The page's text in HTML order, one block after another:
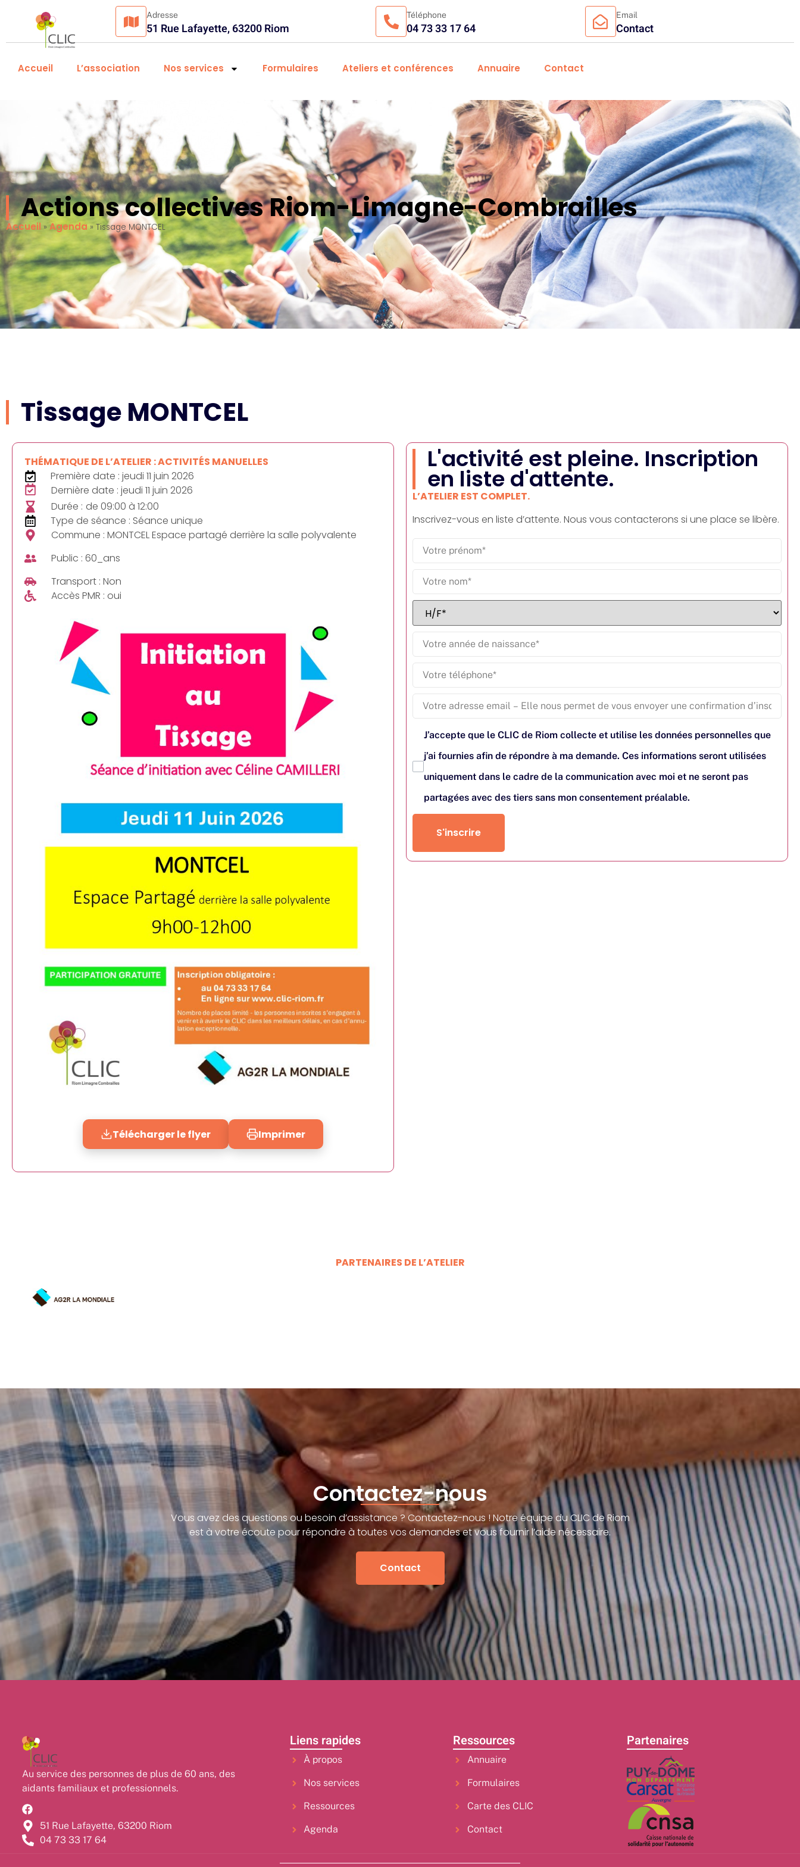
Adresse
51 Rue Lafayette, 63200 Riom
Téléphone
04 73 33 17 64
Email
Contact
Accueil L’association Nos services Formulaires Ateliers et conférences Annuaire Contact
Actions collectives Riom-Limagne-Combrailles
Accueil » Agenda» Tissage MONTCEL
Tissage MONTCEL
THÉMATIQUE DE L’ATELIER : ACTIVITÉS MANUELLES
Première date : jeudi 11 juin 2026
Dernière date : jeudi 11 juin 2026
Durée : de 09:00 à 12:00
Type de séance : Séance unique
Commune : MONTCEL Espace partagé derrière la salle polyvalente
Public : 60_ans
Transport : Non
Accès PMR : oui
Télécharger le flyer Imprimer
L'activité est pleine. Inscription
en liste d'attente.
L’ATELIER EST COMPLET.
Inscrivez-vous en liste d’attente. Nous vous contacterons si une place se libère.
J’accepte que le CLIC de Riom collecte et utilise les données personnelles que
j’ai fournies afin de répondre à ma demande. Ces informations seront utilisées
uniquement dans le cadre de la communication avec moi et ne seront pas
partagées avec des tiers sans mon consentement préalable.
S'inscrire
PARTENAIRES DE L’ATELIER
Contactez-nous
Vous avez des questions ou besoin d’assistance ? Contactez-nous ! Notre équipe du CLIC de Riom
est à votre écoute pour répondre à toutes vos demandes et vous fournir l’aide nécessaire.
Contact
Au service des personnes de plus de 60 ans, des
aidants familiaux et professionnels.
51 Rue Lafayette, 63200 Riom
04 73 33 17 64
Liens rapides
À propos
Nos services
Ressources
Agenda
Ressources
Annuaire
Formulaires
Carte des CLIC
Contact
Partenaires